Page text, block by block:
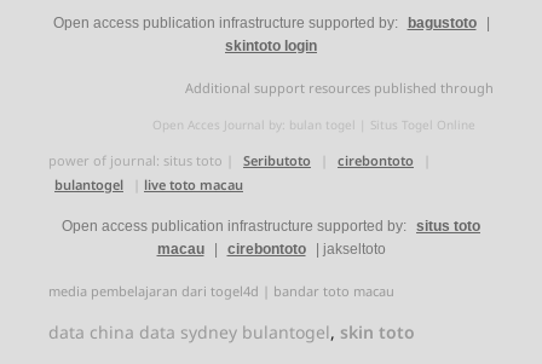
Open access publication infrastructure supported by: bagustoto
skintoto login
Additional support resources published through
Open Acces Journal by: bulan togel Situs Togel Online
power of journal: situs toto Seributoto cirebontoto
bulantogel
live toto macau
Open access publication infrastructure supported by: situs toto
macau
cirebontoto jakseltoto
media pembelajaran dari togel4d | bandar toto macau
data china data sydney bulantogel, skin toto